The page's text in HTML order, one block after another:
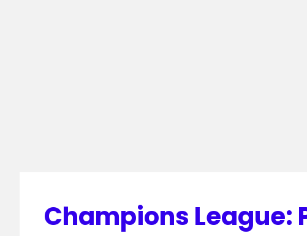
Champions League: